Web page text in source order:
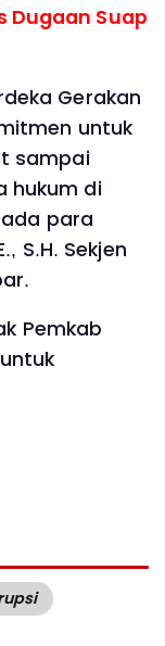
Dugaan Suap
Gerakan
untuk
sampai
hukum di
para
S.H. Sekjen
Pemkab